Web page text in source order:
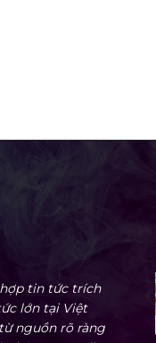
tin tức trích
lớn tại Việt
nguồn rõ ràng